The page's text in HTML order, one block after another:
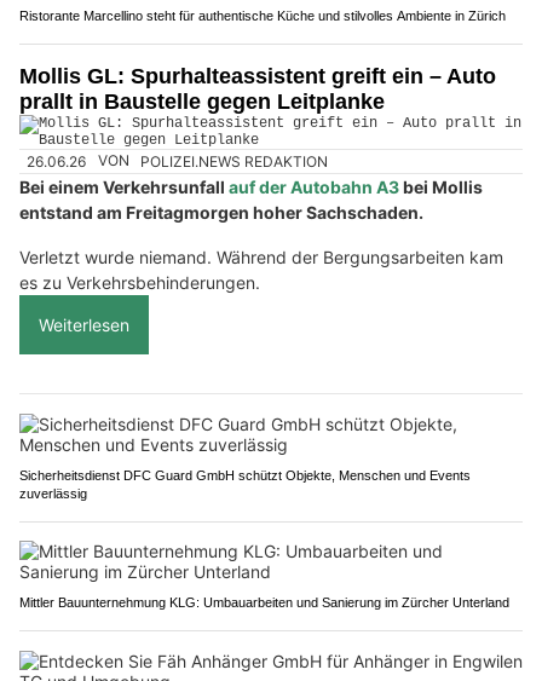
Ristorante Marcellino steht für authentische Küche und stilvolles Ambiente in Zürich
Mollis GL: Spurhalteassistent greift ein – Auto
prallt in Baustelle gegen Leitplanke
26.06.26 VON POLIZEI.NEWS REDAKTION
Bei einem Verkehrsunfall auf der Autobahn A3bei Mollis
entstand am Freitagmorgen hoher Sachschaden.
Verletzt wurde niemand. Während der Bergungsarbeiten kam
es zu Verkehrsbehinderungen.
Weiterlesen
Sicherheitsdienst DFC Guard GmbH schützt Objekte, Menschen und Events
zuverlässig
Mittler Bauunternehmung KLG: Umbauarbeiten und Sanierung im Zürcher Unterland